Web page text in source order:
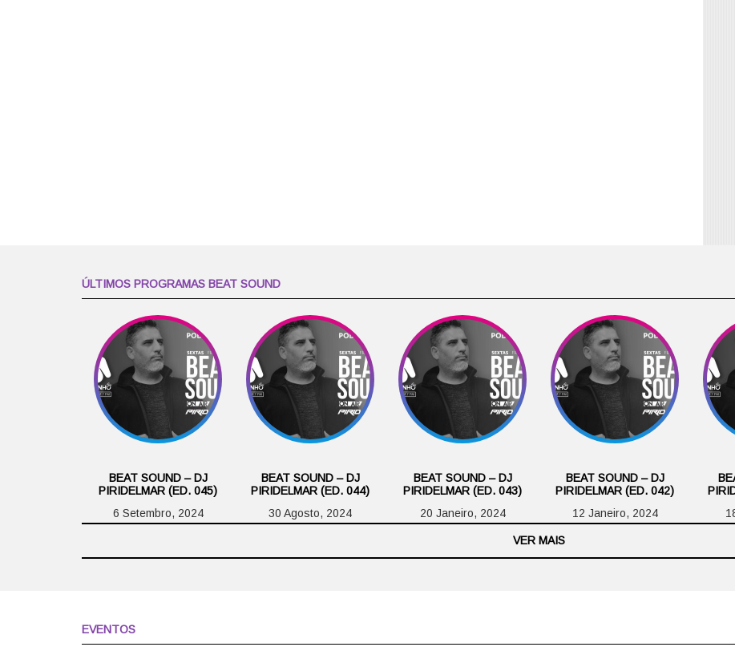
ÚLTIMOS PROGRAMAS BEAT SOUND
BEAT SOUND – DJ
PIRIDELMAR (ED. 045)
6 Setembro, 2024
BEAT SOUND – DJ
PIRIDELMAR (ED. 044)
30 Agosto, 2024
BEAT SOUND – DJ
PIRIDELMAR (ED. 043)
20 Janeiro, 2024
BEAT SOUND – DJ
PIRIDELMAR (ED. 042)
12 Janeiro, 2024
VER MAIS
EVENTOS